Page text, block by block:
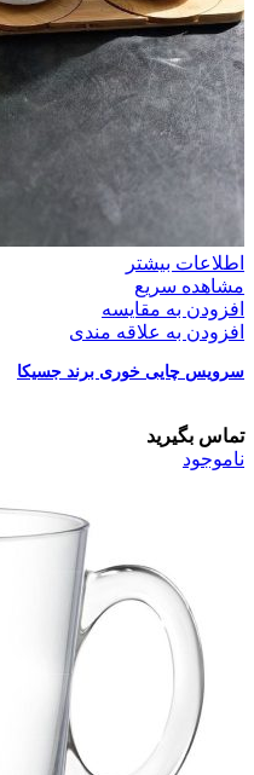
اطلاعات بیشتر
مشاهده سریع
افزودن به مقایسه
افزودن به علاقه مندی
سرویس چایی خوری برند جسیکا
تماس بگیرید
ناموجود